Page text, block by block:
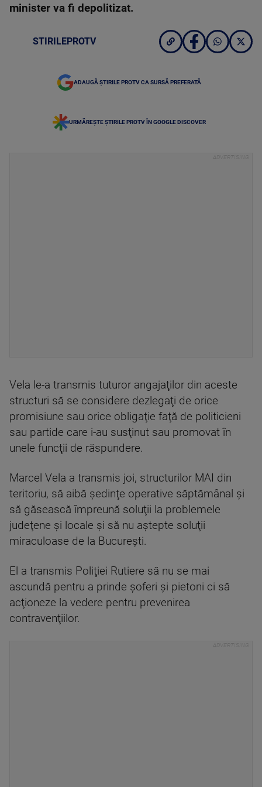
minister va fi depolitizat.
STIRILEPROTV
ADAUGĂ ȘTIRILE PROTV CA SURSĂ PREFERATĂ
URMĂREȘTE ȘTIRILE PROTV ÎN GOOGLE DISCOVER
Vela le-a transmis tuturor angajaţilor din aceste
structuri să se considere dezlegaţi de orice
promisiune sau orice obligaţie faţă de politicieni
sau partide care i-au susţinut sau promovat în
unele funcţii de răspundere.
Marcel Vela a transmis joi, structurilor MAI din
teritoriu, să aibă şedinţe operative săptămânal şi
să găsească împreună soluţii la problemele
judeţene şi locale şi să nu aştepte soluţii
miraculoase de la Bucureşti.
El a transmis Poliţiei Rutiere să nu se mai
ascundă pentru a prinde şoferi şi pietoni ci să
acţioneze la vedere pentru prevenirea
contravenţiilor.